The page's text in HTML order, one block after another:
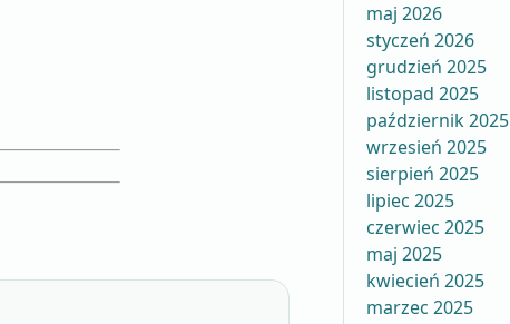
maj 2026
styczeń 2026
grudzień 2025
listopad 2025
październik 2025
wrzesień 2025
sierpień 2025
lipiec 2025
czerwiec 2025
maj 2025
kwiecień 2025
marzec 2025